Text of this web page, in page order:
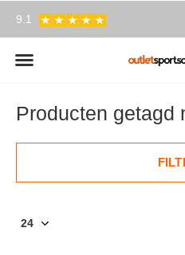
9.1
Producten getagd